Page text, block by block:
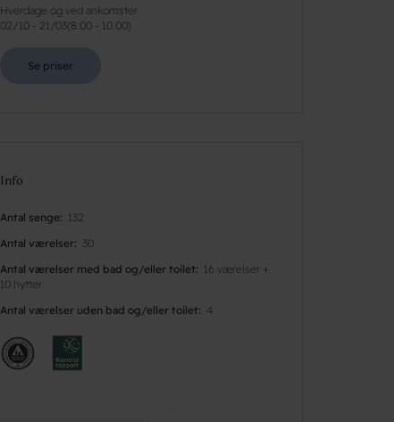
Hverdage og ved ankomster
02/10 - 21/03( 8.00 - 10.00)
Se priser
Info
Antal senge
132
Antal værelser 30
Antal værelser med bad og/eller toilet
16 værelser +
10 hytter
Antal værelser uden bad og/eller toilet
4